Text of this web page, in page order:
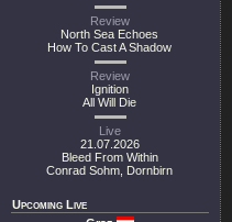
Review
North Sea Echoes
How To Cast A Shadow
Review
Ignition
All Will Die
Live
21.07.2026
Bleed From Within
Conrad Sohm, Dornbirn
Upcoming Live